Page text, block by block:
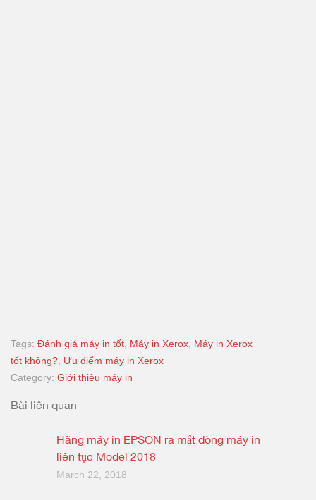
Tags: Đánh giá máy in tốt, Máy in Xerox, Máy in Xerox
tốt không?, Ưu điểm máy in Xerox
Category: Giới thiệu máy in
Bài liên quan
Hãng máy in EPSON ra mắt dòng máy in
liên tục Model 2018
March 22, 2018